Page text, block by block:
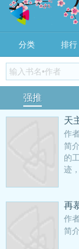
分类 排行
强推
天
作
简
的
迹
再
作
简